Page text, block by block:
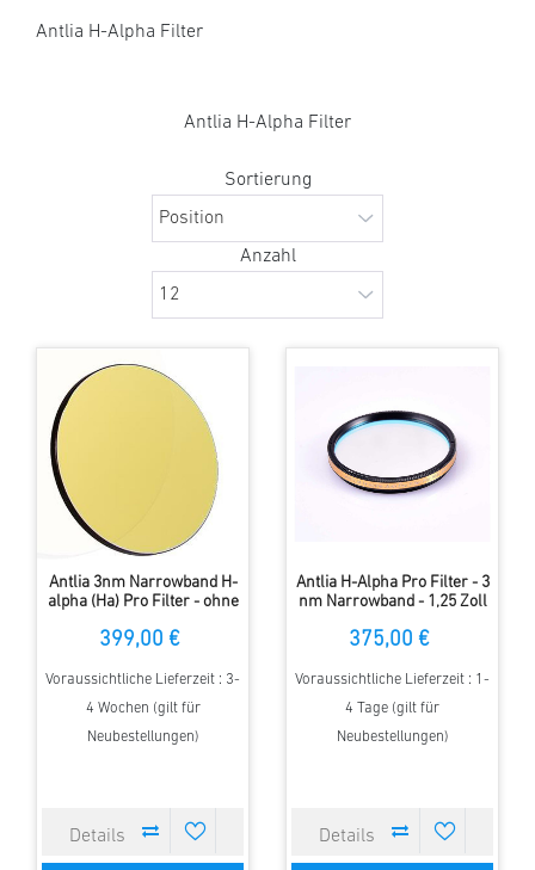
Antlia H-Alpha Filter
Antlia H-Alpha Filter
Sortierung
Anzahl
Antlia 3nm Narrowband H-
alpha (Ha) Pro Filter - ohne
399,00 €
Voraussichtliche Lieferzeit : 3-
4 Wochen (gilt für
Neubestellungen)
Antlia H-Alpha Pro Filter - 3
nm Narrowband - 1,25 Zoll
375,00 €
Voraussichtliche Lieferzeit : 1-
4 Tage (gilt für
Neubestellungen)